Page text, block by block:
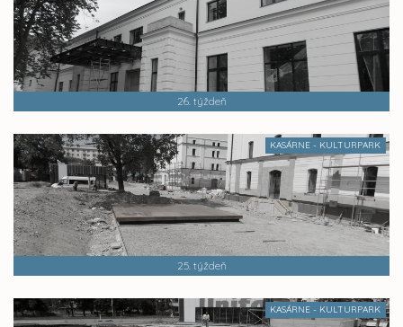
26. týždeň
KASÁRNE - KULTURPARK
25. týždeň
KASÁRNE - KULTURPARK